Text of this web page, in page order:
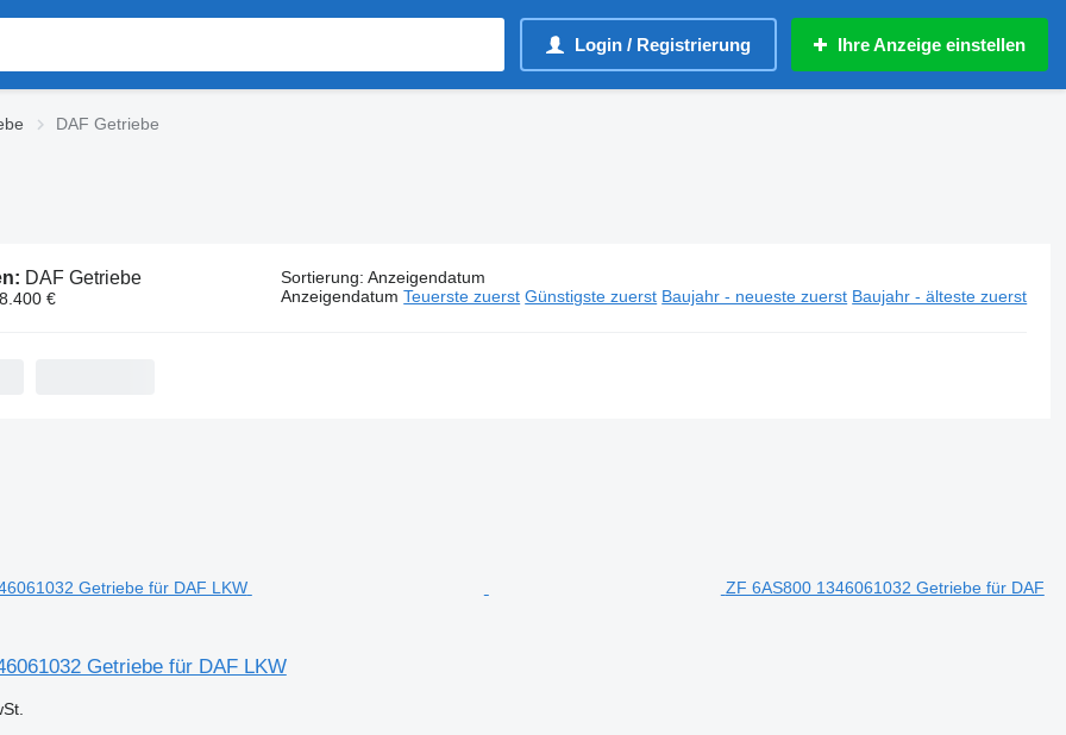
Login / Registrierung Ihre Anzeige einstellen
DAF Getriebe
DAF Getriebe
€
Sortierung: Anzeigendatum
Anzeigendatum Teuerste zuerst Günstigste zuerst Baujahr - neueste zuerst Baujahr - älteste zuerst
ZF 6AS800 1346061032 Getriebe für DAF
Getriebe für DAF LKW